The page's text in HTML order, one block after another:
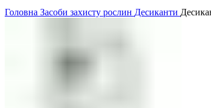
Головна Засоби захисту рослин Десиканти